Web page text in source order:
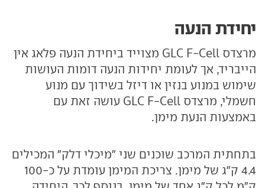
יחידת הנעה
מרצדס GLC F-Cell מצוייד ביחידת הנעה פלאג אין
הייבריד, אך לעומת יחידות הנעה דומות העושות
שימוש במנוע בנזין או דיזל בשידוך עם מנוע
חשמלי, מרצדס GLC F-Cell עושה זאת עם
באמצעות הנעת מימן.
בתחתית המרכב שוכנים שני "מיכלי דלק" המכילים
4.4 ק"ג של מימן. צריכת המימן עומדת על כ-100